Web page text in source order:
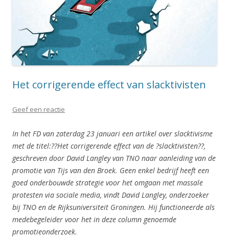
Het corrigerende effect van slacktivisten
Geef een reactie
In het FD van zaterdag 23 januari een artikel over slacktivisme
met de titel:??Het corrigerende effect van de ?slacktivisten??,
geschreven door David Langley van TNO naar aanleiding van de
promotie van Tijs van den Broek. Geen enkel bedrijf heeft een
goed onderbouwde strategie voor het omgaan met massale
protesten via sociale media, vindt David Langley, onderzoeker
bij TNO en de Rijksuniversiteit Groningen. Hij functioneerde als
medebegeleider voor het in deze column genoemde
promotieonderzoek.